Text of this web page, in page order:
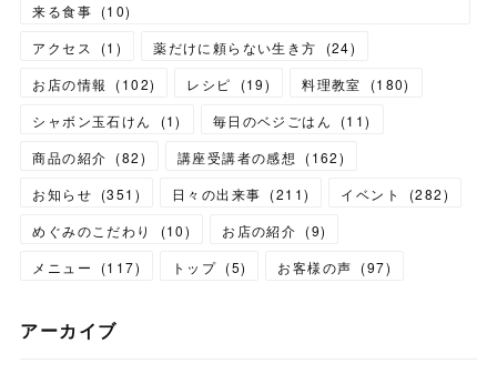
来る食事 (10)
アクセス
(1 ) 薬だけに頼らない生き方 (24)
お店の情報
(102) レシピ (19) 料理教室 (180)
シャボン玉石けん
(1) 毎日のベジごはん (11)
商品の紹介 (82) 講座受講者の感想 (162)
お知らせ (351 ) 日々の出来事 (211) イベント (282)
めぐみのこだわり
(10) お店の紹介 (9)
メニュー
(117) トップ (5) お客様の声 (97)
アーカイブ